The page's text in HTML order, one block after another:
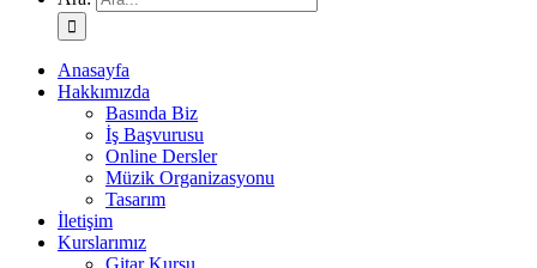
Anasayfa
Hakkımızda
Basında Biz
İş Başvurusu
Online Dersler
Müzik Organizasyonu
Tasarım
İletişim
Kurslarımız
Gitar Kursu